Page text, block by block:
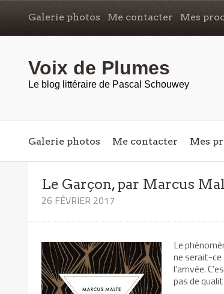
Galerie photos Me contacter Mes
Voix de Plumes
Le blog littéraire de Pascal Schouwey
Galerie photos Me contacter Mes
Le Garçon, par Marcus
26 FÉVRIER 2017
Le
ne serait-ce
l’arrivée.
pas de